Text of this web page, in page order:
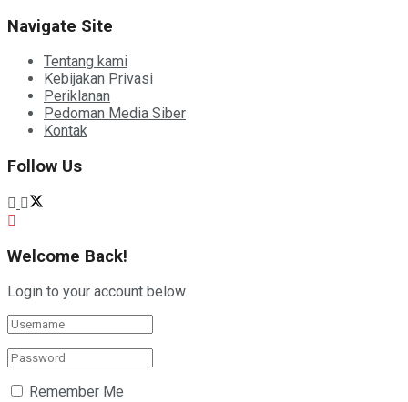
Navigate Site
Tentang kami
Kebijakan Privasi
Periklanan
Pedoman Media Siber
Kontak
Follow Us
Welcome Back!
Login to your account below
Remember Me